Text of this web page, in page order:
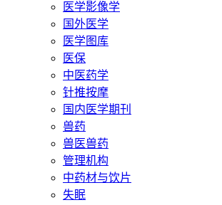
医学影像学
国外医学
医学图库
医保
中医药学
针推按摩
国内医学期刊
兽药
兽医兽药
管理机构
中药材与饮片
失眠